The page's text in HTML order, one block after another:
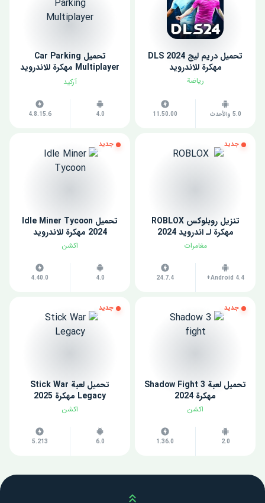
تحميل دريم ليج 2024 DLS
مهكرة للاندرويد
رياضة
5.0 والأحدث 11.50.00
تحميل Car Parking
Multiplayer مهكرة للاندرويد
اخر اصدار
آركيد
4.0
4.8.15.6
جديد
تنزيل روبلوكس ROBLOX
مهكرة لـ اندرويد 2024
مغامرات
Android 4.4+
24.7.4
جديد
تحميل Idle Miner Tycoon
2024 مهكرة للاندرويد
اكشن
4.0
4.40.0
جديد
تحميل لعبة Shadow Fight 3
مهكرة 2024
اكشن
2.0
1.36.0
جديد
تحميل لعبة Stick War
Legacy مهكرة 2025
اكشن
6.0
5.213
Scroll up